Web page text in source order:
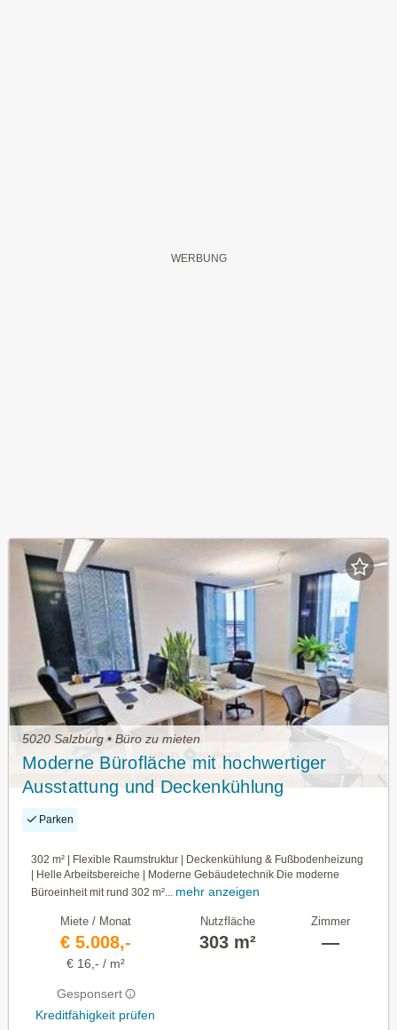
5020 Salzburg • Büro zu mieten
Moderne Bürofläche mit hochwertiger
Ausstattung und Deckenkühlung
Parken
302 m² | Flexible Raumstruktur | Deckenkühlung & Fußbodenheizung
| Helle Arbeitsbereiche | Moderne Gebäudetechnik Die moderne
Büroeinheit mit rund 302 m²... mehr anzeigen
Miete / Monat
€ 5.008,-
€ 16,- / m²
Gesponsert
Kreditfähigkeit prüfen
Nutzfläche
303 m²
Zimmer
—